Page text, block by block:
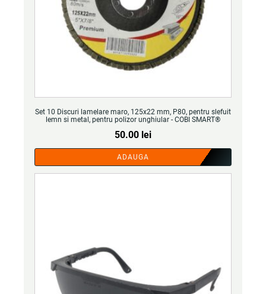
Set 10 Discuri lamelare maro, 125x22 mm, P80, pentru slefuit
lemn si metal, pentru polizor unghiular - COBI SMART®
50.00 lei
ADAUGA